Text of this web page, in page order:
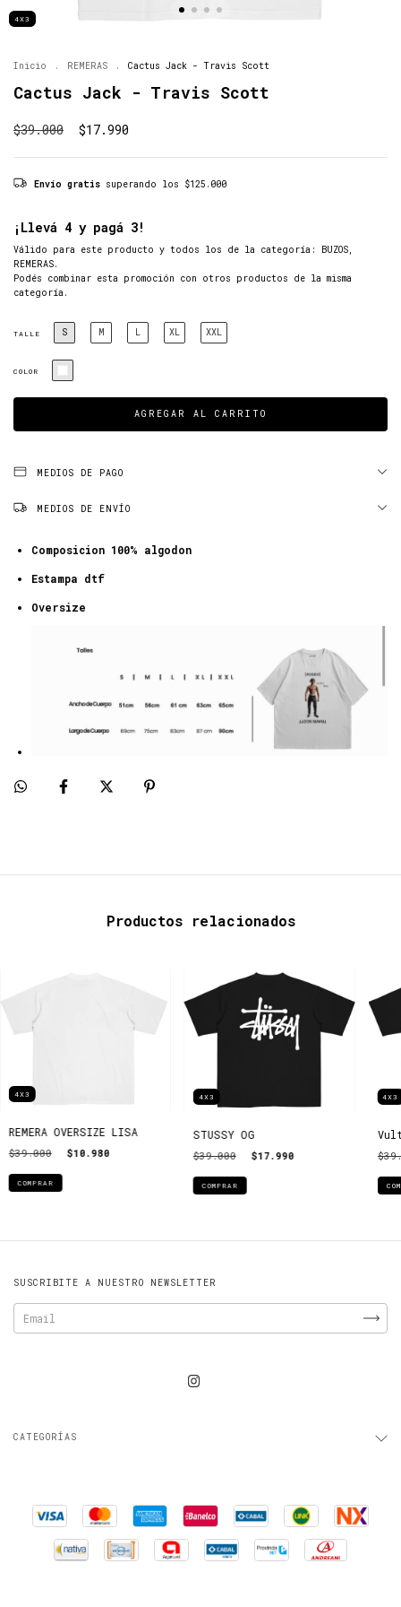
4X3
Inicio . REMERAS . Cactus Jack - Travis Scott
Cactus Jack - Travis Scott
$39.000 $17.990
Envío gratis superando los $125.000
¡Llevá 4 y pagá 3!
Válido para este producto y todos los de la categoría: BUZOS,
REMERAS.
Podés combinar esta promoción con otros productos de la misma
categoría.
TALLE S M L XL XXL
COLOR
MEDIOS DE PAGO
MEDIOS DE ENVÍO
Composicion 100% algodon
Estampa dtf
Oversize
Productos relacionados
4X3
REMERA OVERSIZE LISA
$39.000 $10.980
COMPRAR
4X3
STUSSY OG
$39.000 $17.990
COMPRAR
4X3
SUSCRIBITE A NUESTRO NEWSLETTER
CATEGORÍAS